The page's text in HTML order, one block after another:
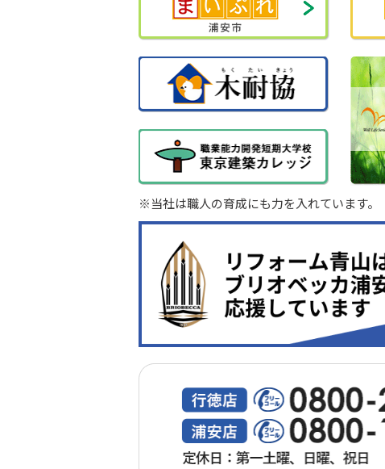
※当社は職人の育成にも力を入れています。